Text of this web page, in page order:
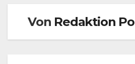
Von Redaktion